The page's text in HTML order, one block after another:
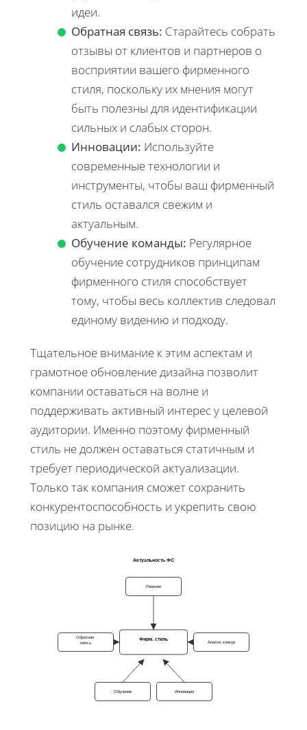
идеи.
Обратная связь: Старайтесь собрать
отзывы от клиентов и партнеров о
восприятии вашего фирменного
стиля, поскольку их мнения могут
быть полезны для идентификации
сильных и слабых сторон.
Инновации: Используйте
современные технологии и
инструменты, чтобы ваш фирменный
стиль оставался свежим и
актуальным.
Обучение команды: Регулярное
обучение сотрудников принципам
фирменного стиля способствует
тому, чтобы весь коллектив следовал
единому видению и подходу.
Тщательное внимание к этим аспектам и
грамотное обновление дизайна позволит
компании оставаться на волне и
поддерживать активный интерес у целевой
аудитории. Именно поэтому фирменный
стиль не должен оставаться статичным и
требует периодической актуализации.
Только так компания сможет сохранить
конкурентоспособность и укрепить свою
позицию на рынке.
Актуальность ФС
Ревизии
Обратная
связь Анализ конкур
Обучение Инновации
Фирм. стиль